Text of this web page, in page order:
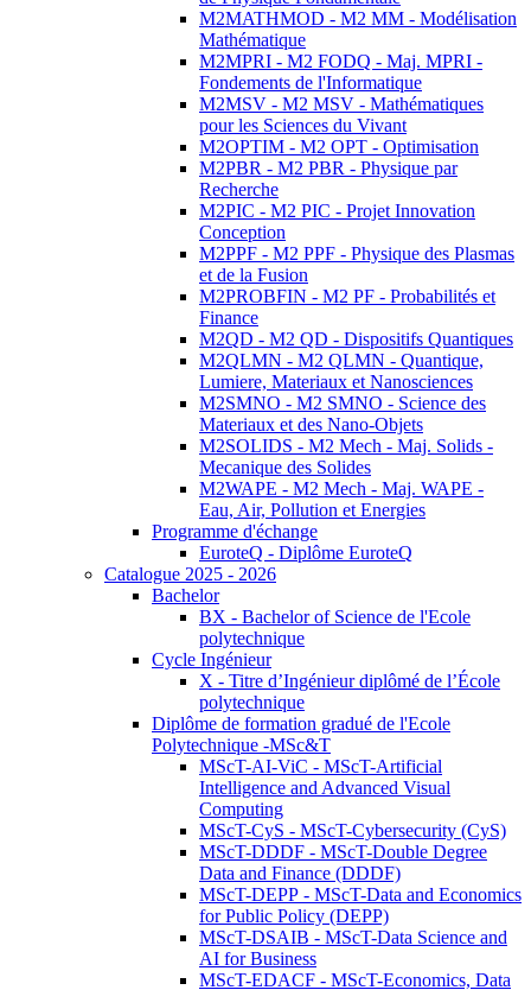
M2MATHMOD - M2 MM - Modélisation
Mathématique
M2MPRI - M2 FODQ - Maj. MPRI -
Fondements de l'Informatique
M2MSV - M2 MSV - Mathématiques
pour les Sciences du Vivant
M2OPTIM - M2 OPT - Optimisation
M2PBR - M2 PBR - Physique par
Recherche
M2PIC - M2 PIC - Projet Innovation
Conception
M2PPF - M2 PPF - Physique des Plasmas
et de la Fusion
M2PROBFIN - M2 PF - Probabilités et
Finance
M2QD - M2 QD - Dispositifs Quantiques
M2QLMN - M2 QLMN - Quantique,
Lumiere, Materiaux et Nanosciences
M2SMNO - M2 SMNO - Science des
Materiaux et des Nano-Objets
M2SOLIDS - M2 Mech - Maj. Solids -
Mecanique des Solides
M2WAPE - M2 Mech - Maj. WAPE -
Eau, Air, Pollution et Energies
Programme d'échange
EuroteQ - Diplôme EuroteQ
Catalogue 2025 - 2026
Bachelor
BX - Bachelor of Science de l'Ecole
polytechnique
Cycle Ingénieur
X - Titre d’Ingénieur diplômé de l’École
polytechnique
Diplôme de formation gradué de l'Ecole
Polytechnique -MSc&T
MScT-AI-ViC - MScT-Artificial
Intelligence and Advanced Visual
Computing
MScT-CyS - MScT-Cybersecurity (CyS)
MScT-DDDF - MScT-Double Degree
Data and Finance (DDDF)
MScT-DEPP - MScT-Data and Economics
for Public Policy (DEPP)
MScT-DSAIB - MScT-Data Science and
AI for Business
MScT-EDACF - MScT-Economics, Data